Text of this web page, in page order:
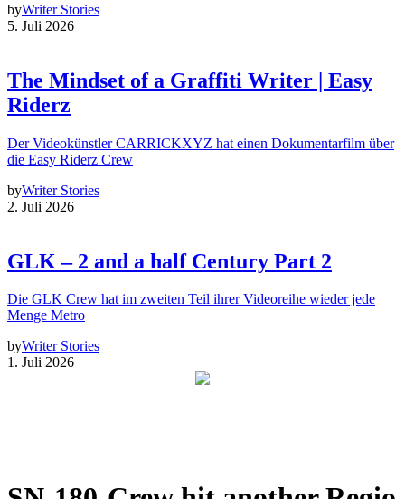
byWriter Stories
5. Juli 2026
The Mindset of a Graffiti Writer | Easy
Riderz
Der Videokünstler CARRICKXYZ hat einen Dokumentarfilm über
die Easy Riderz Crew
byWriter Stories
2. Juli 2026
GLK – 2 and a half Century Part 2
Die GLK Crew hat im zweiten Teil ihrer Videoreihe wieder jede
Menge Metro
byWriter Stories
1. Juli 2026